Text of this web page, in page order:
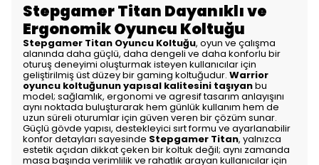
Stepgamer Titan Dayanıklı ve
Ergonomik Oyuncu Koltuğu
Stepgamer Titan Oyuncu Koltuğu, oyun ve çalışma
alanında daha güçlü, daha dengeli ve daha konforlu bir
oturuş deneyimi oluşturmak isteyen kullanıcılar için
geliştirilmiş üst düzey bir gaming koltuğudur. Warrior
oyuncu koltuğunun yapısal kalitesini taşıyanbu
model; sağlamlık, ergonomi ve agresif tasarım anlayışını
aynı noktada buluşturarak hem günlük kullanım hem de
uzun süreli oturumlar için güven veren bir çözüm sunar.
Güçlü gövde yapısı, destekleyici sırt formu ve ayarlanabilir
konfor detayları sayesinde Stepgamer Titan, yalnızca
estetik açıdan dikkat çeken bir koltuk değil; aynı zamanda
masa başında verimlilik ve rahatlık arayan kullanıcılar için